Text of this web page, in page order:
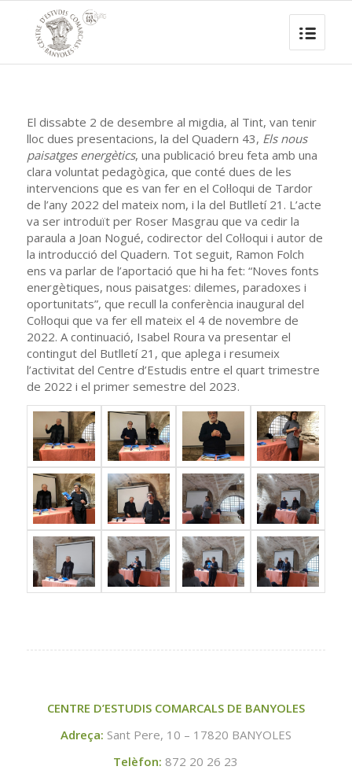
El dissabte 2 de desembre al migdia, al Tint, van tenir
lloc dues presentacions, la del Quadern 43, Els nous
paisatges energètics, una publicació breu feta amb una
clara voluntat pedagògica, que conté dues de les
intervencions que es van fer en el Col·loqui de Tardor
de l’any 2022 del mateix nom, i la del Butlletí 21. L’acte
va ser introduït per Roser Masgrau que va cedir la
paraula a Joan Nogué, codirector del Col·loqui i autor de
la introducció del Quadern. Tot seguit, Ramon Folch
ens va parlar de l’aportació que hi ha fet: “Noves fonts
energètiques, nous paisatges: dilemes, paradoxes i
oportunitats”, que recull la conferència inaugural del
Col·loqui que va fer ell mateix el 4 de novembre de
2022. A continuació, Isabel Roura va presentar el
contingut del Butlletí 21, que aplega i resumeix
l’activitat del Centre d’Estudis entre el quart trimestre
de 2022 i el primer semestre del 2023.
CENTRE D’ESTUDIS COMARCALS DE BANYOLES
Adreça: Sant Pere, 10 – 17820 BANYOLES
Telèfon: 872 20 26 23